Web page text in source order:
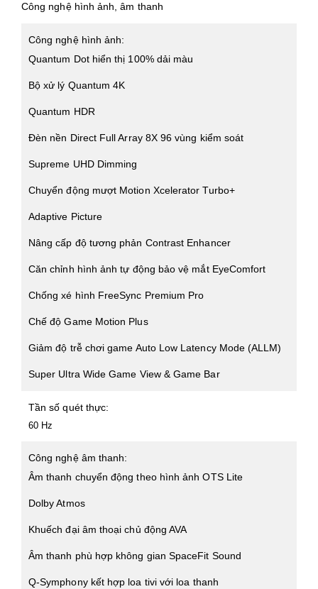
Công nghệ hình ảnh, âm thanh
Công nghệ hình ảnh:
Quantum Dot hiển thị 100% dải màu
Bộ xử lý Quantum 4K
Quantum HDR
Đèn nền Direct Full Array 8X 96 vùng kiểm soát
Supreme UHD Dimming
Chuyển động mượt Motion Xcelerator Turbo+
Adaptive Picture
Nâng cấp độ tương phản Contrast Enhancer
Căn chỉnh hình ảnh tự động bảo vệ mắt EyeComfort
Chống xé hình FreeSync Premium Pro
Chế độ Game Motion Plus
Giảm độ trễ chơi game Auto Low Latency Mode (ALLM)
Super Ultra Wide Game View & Game Bar
Tần số quét thực:
60 Hz
Công nghệ âm thanh:
Âm thanh chuyển động theo hình ảnh OTS Lite
Dolby Atmos
Khuếch đại âm thoại chủ động AVA
Âm thanh phù hợp không gian SpaceFit Sound
Q-Symphony kết hợp loa tivi với loa thanh